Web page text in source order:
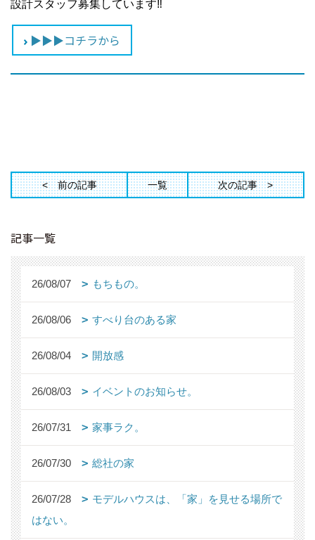
設計スタッフ募集しています‼
▶▶▶コチラから
前の記事 一覧 次の記事
記事一覧
26/08/07 もちもの。
26/08/06 すべり台のある家
26/08/04 開放感
26/08/03 イベントのお知らせ。
26/07/31 家事ラク。
26/07/30 総社の家
26/07/28
モデルハウスは、「家」を見せる場所で
はない。